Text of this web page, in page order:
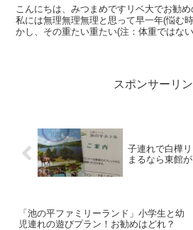
こんにちは、みつまめですリベ大でお勧
私には無理無理無理と思って早一年(悩む
かし、その重たい重たい(注：体重ではな
スポンサーリ
子連れで白樺
まるなら東館
「池の平ファミリーランド」小学生と幼
児連れの遊びプラン！お勧めはどれ？